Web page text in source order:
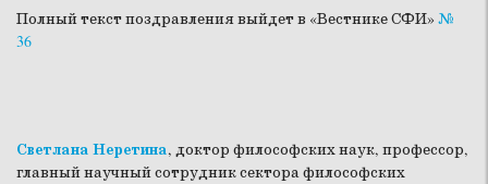
Полный текст поздравления выйдет в «Вестнике СФИ» №
36
Светлана Неретина, доктор философских наук, профессор,
главный научный сотрудник сектора философских